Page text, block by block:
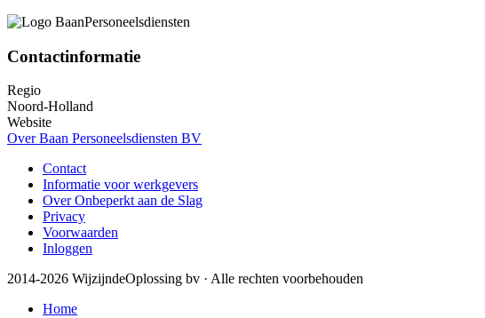
Contactinformatie
Regio
Noord-Holland
Website
Over Baan Personeelsdiensten BV
Contact
Informatie voor werkgevers
Over Onbeperkt aan de Slag
Privacy
Voorwaarden
Inloggen
2014-2026 WijzijndeOplossing bv · Alle rechten voorbehouden
Home